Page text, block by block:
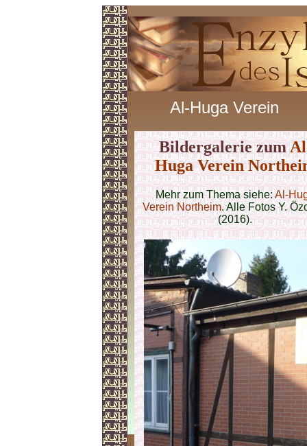
Al-Huga Verein
Bildergalerie zum
Huga Verein
Mehr zum Thema siehe:Al-
Verein Northeim. Alle Fotos Y.
(2016).